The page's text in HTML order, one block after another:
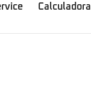
Calculadora